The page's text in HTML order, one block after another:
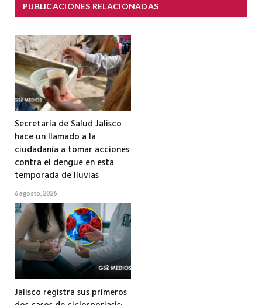
PUBLICACIONES RELACIONADAS
Secretaría de Salud Jalisco
hace un llamado a la
ciudadanía a tomar acciones
contra el dengue en esta
temporada de lluvias
6 agosto, 2026
Jalisco registra sus primeros